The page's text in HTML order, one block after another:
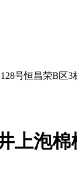
号恒昌荣B区3
上泡